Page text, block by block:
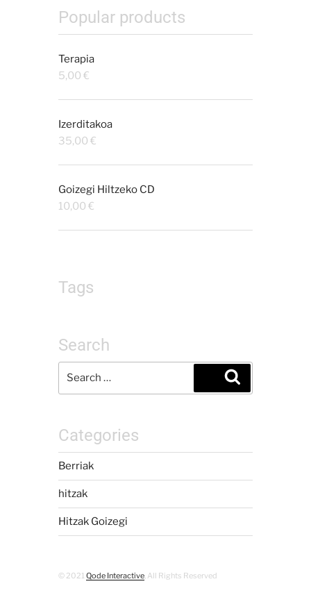
Popular products
Terapia
5,00 €
Izerditakoa
35,00 €
Goizegi Hiltzeko CD
10,00 €
Tags
Search
Categories
Berriak
hitzak
Hitzak Goizegi
© 2021 Qode Interactive , All Rights Reserved